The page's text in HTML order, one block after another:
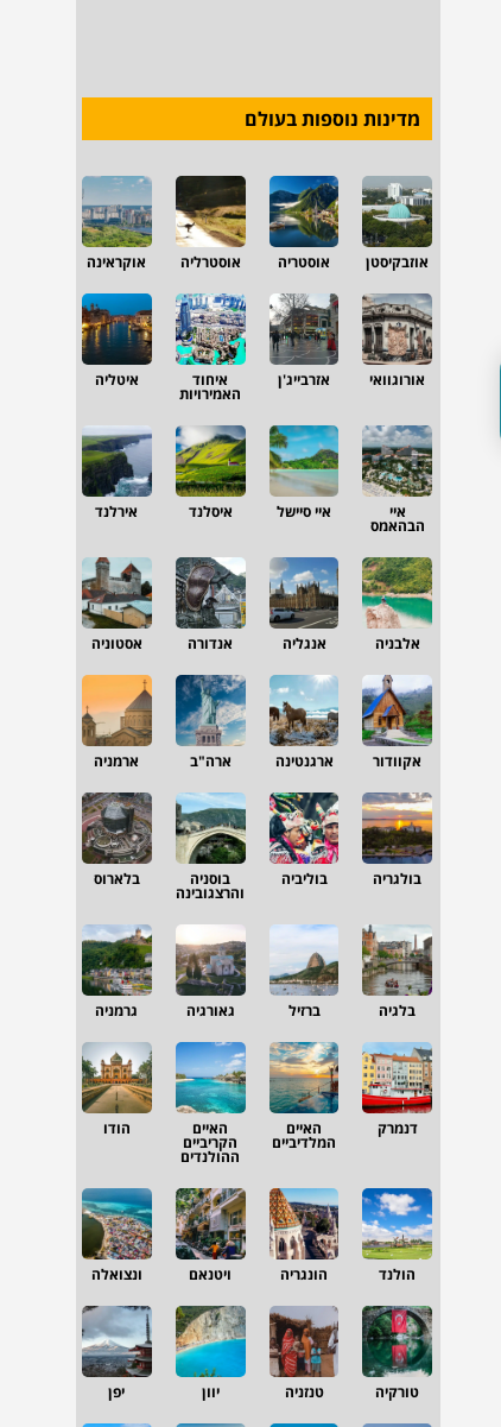
מדינות נוספות בעולם
אוזבקיסטן אוסטריה אוסטרליה אוקראינה
אורוגוואי אזרבייג'ן איחוד
האמירויות
איטליה
איי
הבהאמס
איי סיישל איסלנד אירלנד
אלבניה אנגליה אנדורה אסטוניה
אקוודור ארגנטינה ארה"ב ארמניה
בולגריה בוליביה בוסניה
והרצגובינה
בלארוס
בלגיה ברזיל גאורגיה גרמניה
דנמרק האיים
המלדיביים
האיים
הקריביים
ההולנדים
הודו
הולנד הונגריה ויטנאם ונצואלה
טורקיה טנזניה יוון יפן